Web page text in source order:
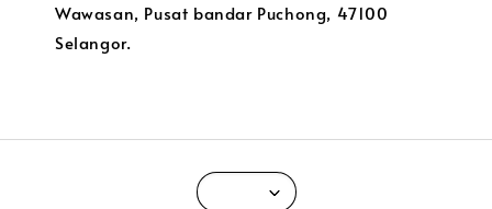
Wawasan, Pusat bandar Puchong, 47100
Selangor.